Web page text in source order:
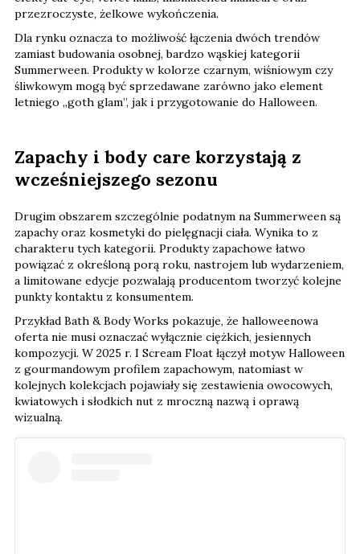
przezroczyste, żelkowe wykończenia.
Dla rynku oznacza to możliwość łączenia dwóch trendów
zamiast budowania osobnej, bardzo wąskiej kategorii
Summerween. Produkty w kolorze czarnym, wiśniowym czy
śliwkowym mogą być sprzedawane zarówno jako element
letniego „goth glam”, jak i przygotowanie do Halloween.
Zapachy i body care korzystają z
wcześniejszego sezonu
Drugim obszarem szczególnie podatnym na Summerween są
zapachy oraz kosmetyki do pielęgnacji ciała. Wynika to z
charakteru tych kategorii. Produkty zapachowe łatwo
powiązać z określoną porą roku, nastrojem lub wydarzeniem,
a limitowane edycje pozwalają producentom tworzyć kolejne
punkty kontaktu z konsumentem.
Przykład Bath & Body Works pokazuje, że halloweenowa
oferta nie musi oznaczać wyłącznie ciężkich, jesiennych
kompozycji. W 2025 r. I Scream Float łączył motyw Halloween
z gourmandowym profilem zapachowym, natomiast w
kolejnych kolekcjach pojawiały się zestawienia owocowych,
kwiatowych i słodkich nut z mroczną nazwą i oprawą
wizualną.